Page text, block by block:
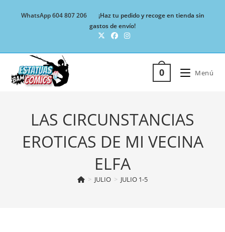
WhatsApp 604 807 206
¡Haz tu pedido y recoge en tienda sin
gastos de envío!
0 Menú
LAS CIRCUNSTANCIAS
EROTICAS DE MI VECINA
ELFA
> JULIO > JULIO 1-5